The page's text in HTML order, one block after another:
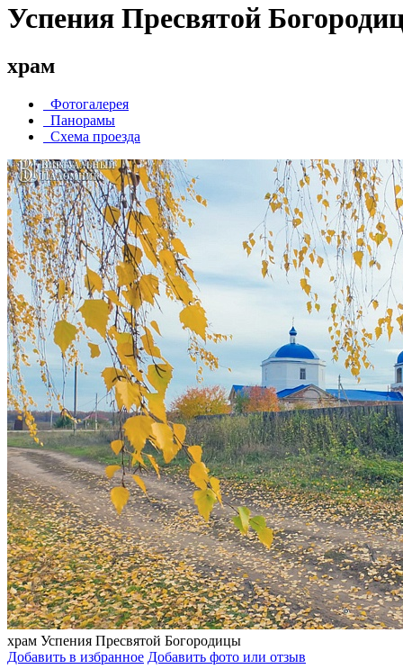
Успения Пресвятой
храм
Фотогалерея
Панорамы
Схема проезда
храм Успения Пресвятой Богородицы
Добавить в избранное Добавить фото или отзыв